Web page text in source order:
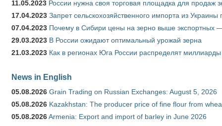
11.05.2023 России нужна своя торговая площадка для продаж
17.04.2023 Запрет сельскохозяйственного импорта из
07.04.2023 Почему в Сибири цены на зерно выше экспортных
29.03.2023 В России ожидают оптимальный урожай зерна
21.03.2023 Как в регионах Юга России распределят
News in English
05.08.2026 Grain Trading on Russian Exchanges: August 5, 2026
05.08.2026 Kazakhstan: The producer price of fine flour from
05.08.2026Armenia: Export and import of barley in June 2026